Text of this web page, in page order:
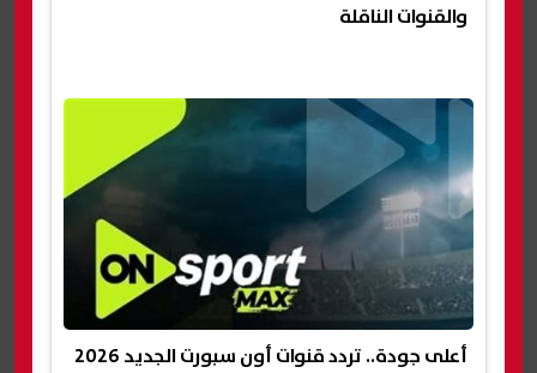
والقنوات الناقلة
أعلى جودة.. تردد قنوات أون سبورت الجديد 2026